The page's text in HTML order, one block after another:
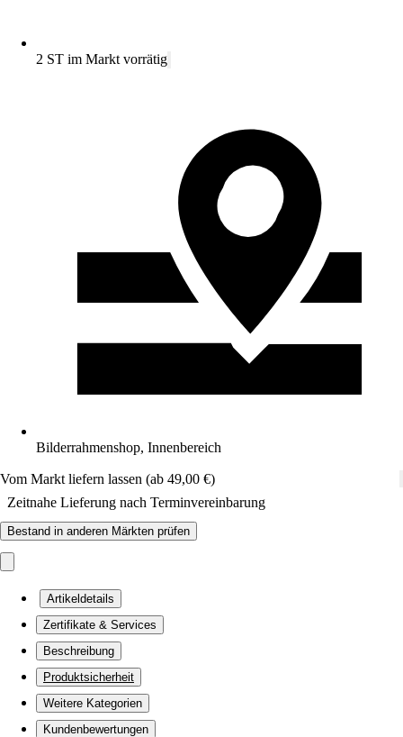
2 ST im Markt vorrätig
Bilderrahmenshop, Innenbereich
Vom Markt liefern lassen (ab 49,00 €)
Zeitnahe Lieferung nach Terminvereinbarung
Bestand in anderen Märkten prüfen
Artikeldetails
Zertifikate & Services
Beschreibung
Produktsicherheit
Weitere Kategorien
Kundenbewertungen